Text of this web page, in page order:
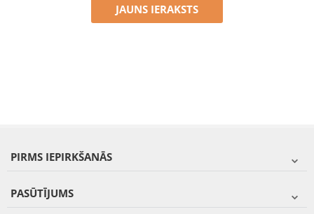
JAUNS IERAKSTS
PIRMS IEPIRKŠANĀS
PASŪTĪJUMS